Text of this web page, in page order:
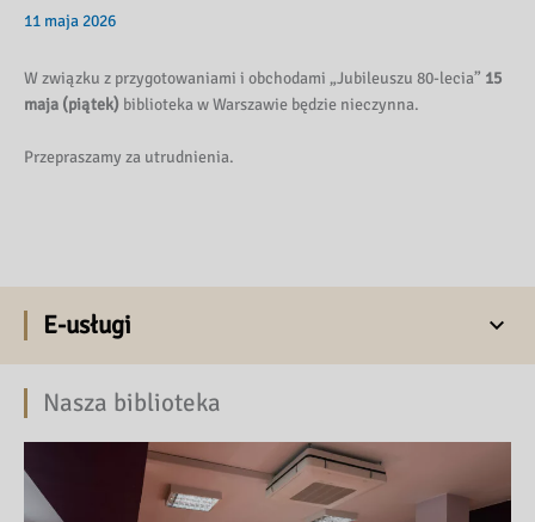
11 maja 2026
W związku z przygotowaniami i obchodami „Jubileuszu 80-lecia” 15
maja (piątek) biblioteka w Warszawie będzie nieczynna.
Przepraszamy za utrudnienia.
E-usługi
Nasza biblioteka